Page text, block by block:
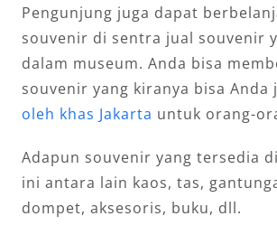
Pengunjung juga dapat
souvenir di sentra jual souvenir
dalam museum. Anda bisa
souvenir yang kiranya bisa Anda
oleh khas Jakarta untuk orang-
Adapun souvenir yang tersedia di
ini antara lain kaos, tas,
dompet, aksesoris, buku, dll.